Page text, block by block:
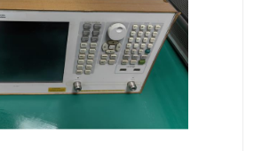
信号源
数据采集仪
数字源表